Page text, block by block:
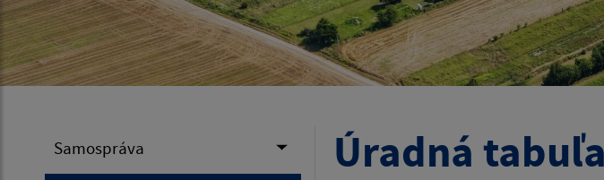
Samospráva Úradná tabuľa